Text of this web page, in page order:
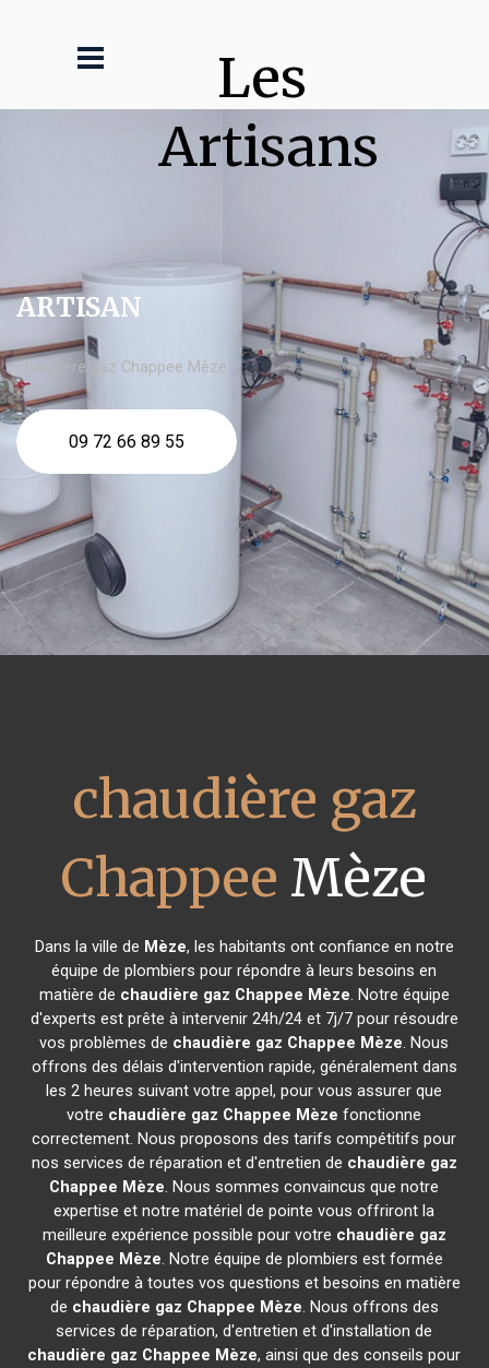
Les
Artisans
ARTISAN
chaudière gaz Chappee Mèze
09 72 66 89 55
chaudière gaz
Chappee Mèze
Dans la ville de Mèze, les habitants ont confiance en notre
équipe de plombiers pour répondre à leurs besoins en
matière de chaudière gaz Chappee Mèze. Notre équipe
d'experts est prête à intervenir 24h/24 et 7j/7 pour résoudre
vos problèmes de chaudière gaz Chappee Mèze. Nous
offrons des délais d'intervention rapide, généralement dans
les 2 heures suivant votre appel, pour vous assurer que
votre chaudière gaz Chappee Mèze fonctionne
correctement. Nous proposons des tarifs compétitifs pour
nos services de réparation et d'entretien de chaudière gaz
Chappee Mèze. Nous sommes convaincus que notre
expertise et notre matériel de pointe vous offriront la
meilleure expérience possible pour votre chaudière gaz
Chappee Mèze. Notre équipe de plombiers est formée
pour répondre à toutes vos questions et besoins en matière
de chaudière gaz Chappee Mèze. Nous offrons des
services de réparation, d'entretien et d'installation de
chaudière gaz Chappee Mèze, ainsi que des conseils pour